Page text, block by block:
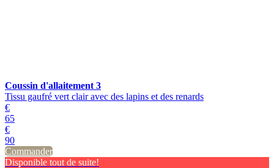
Coussin d'allaitement 3
Tissu gaufré vert clair avec des lapins et des renards
€
65
€
90
Commander
Disponible tout de suite!